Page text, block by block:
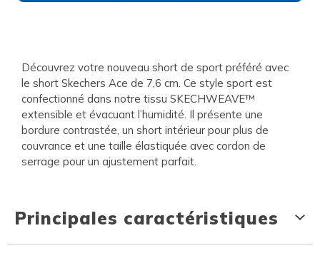
Découvrez votre nouveau short de sport préféré avec
le short Skechers Ace de 7,6 cm. Ce style sport est
confectionné dans notre tissu SKECHWEAVE™
extensible et évacuant l’humidité. Il présente une
bordure contrastée, un short intérieur pour plus de
couvrance et une taille élastiquée avec cordon de
serrage pour un ajustement parfait.
Principales caractéristiques